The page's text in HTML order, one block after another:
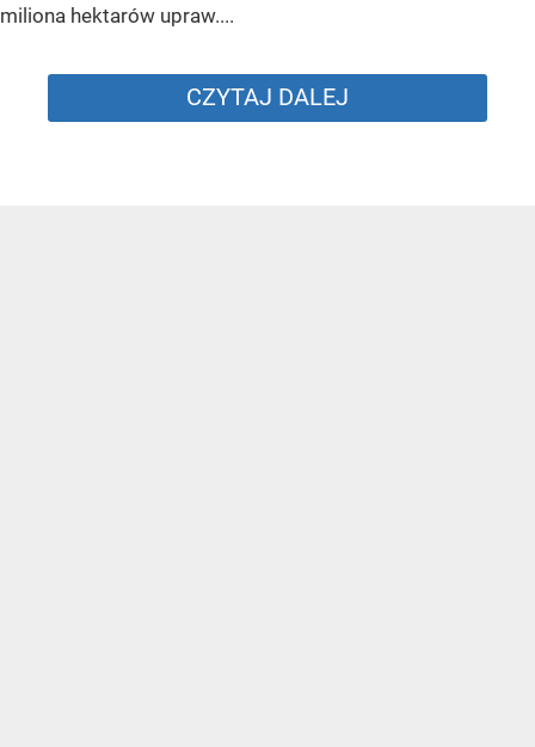
miliona hektarów upraw....
CZYTAJ DALEJ